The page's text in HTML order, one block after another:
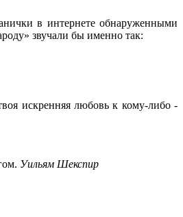
в интернете обнаруженными
звучали бы именно так:
искренняя любовь к кому-либо -
Уильям Шекспир